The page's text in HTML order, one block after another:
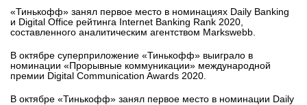
«Тинькофф» занял первое место в номинациях Daily Banking
и Digital Office рейтинга Internet Banking Rank 2020,
составленного аналитическим агентством Markswebb.
В октябре суперприложение «Тинькофф» выиграло в
номинации «Прорывные коммуникации» международной
премии Digital Communication Awards 2020.
В октябре «Тинькофф» занял первое место в номинации Daily